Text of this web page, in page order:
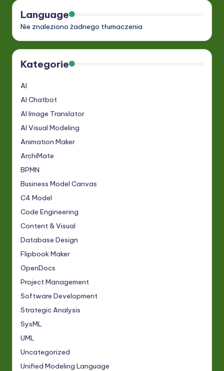
Language
Nie znaleziono żadnego tłumaczenia
Kategorie
AI
AI Chatbot
AI Image Translator
AI Visual Modeling
Animation Maker
ArchiMate
BPMN
Business Model Canvas
C4 Model
Code Engineering
Content & Visual
Database Design
Flipbook Maker
OpenDocs
Project Management
Software Development
Strategic Analysis
SysML
UML
Uncategorized
Unified Modeling Language